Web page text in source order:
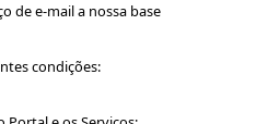
de e-mail a nossa base
condições: